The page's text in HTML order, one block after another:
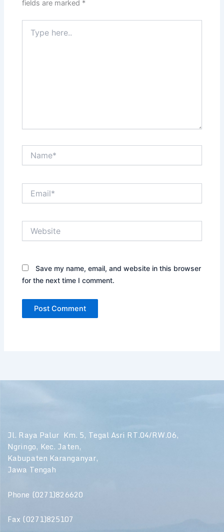
fields are marked *
here..
Save my name, email, and website in this browser
for the next time I comment.
Jl. Raya Palur Km. 5, Tegal Asri RT.04/RW.06,
Ngringo, Kec. Jaten,
Kabupaten Karanganyar,
Jawa Tengah
Phone (0271)826620
Fax (0271)825107